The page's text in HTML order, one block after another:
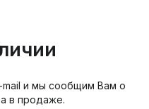
Аудиоинтерфейсы
Звуковые карты
Саундбары
Веб-камеры
Проекторы
Транспорт
mail и мы сообщим Вам о
в продаже.